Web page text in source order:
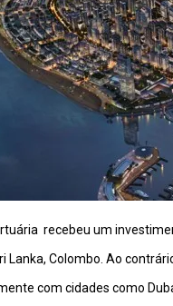
recebeu um
Lanka, Colombo. Ao
com cidades como